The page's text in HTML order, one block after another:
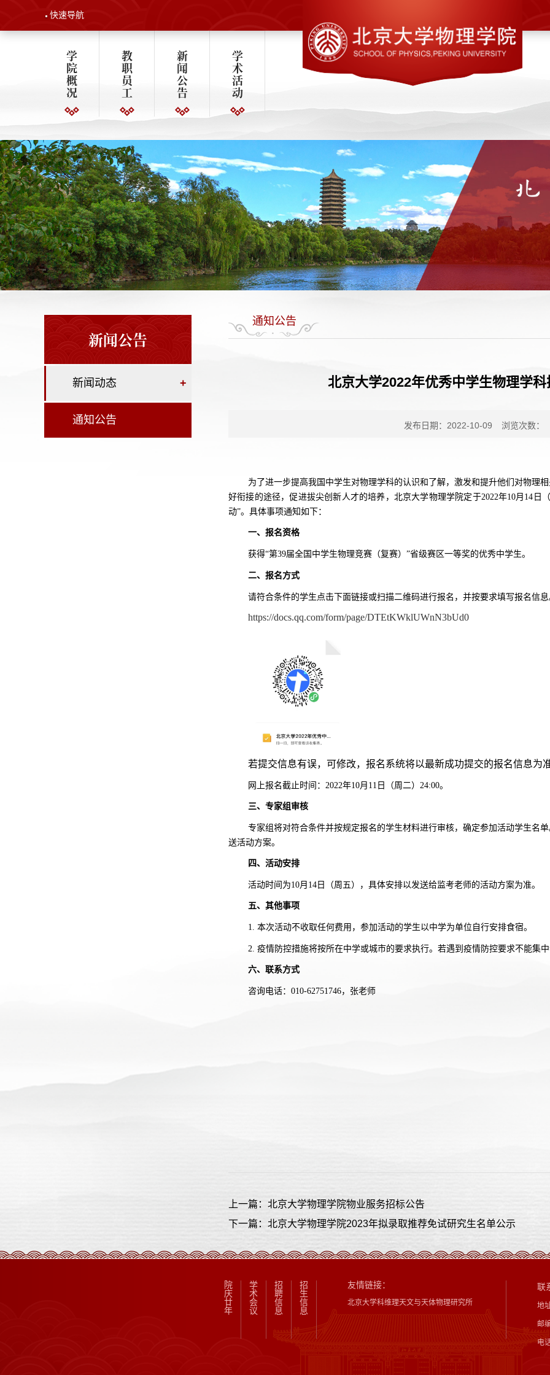
快速导航
学
院
概
况
教
职
员
工
新
闻
公
告
学
术
活
动
新闻公告
新闻动态 +
通知公告
通知公告
北京大学2022年优秀中学生物理学
发布日期：2022-10-09 浏览次数：
为了进一步提高我国中学生对物理学科的认识和了解，激发和提升他们对物理
好衔接的途径，促进拔尖创新人才的培养，北京大学物理学院定于2022年10月14日
动”。具体事项通知如下：
一、 报名资格
获得“第39届全国中学生物理竞赛（复赛）”省级赛区一等奖的优秀中学生。
二、 报名方式
请符合条件的学生点击下面链接或扫描二维码进行报名，并按要求填写报名信
https://docs.qq.com/form/page/DTEtKWklUWnN3bUd0
若提交信息有误，可修改，报名系统将以最新成功提交的报名信息为
网上报名截止时间：2022年10月11日（周二）24:00。
三、 专家组审核
专家组将对符合条件并按规定报名的学生材料进行审核，确定参加活动学生名
送活动方案。
四、 活动安排
活动时间为10月14日（周五），具体安排以发送给监考老师的活动方案为准。
五、 其他事项
1. 本次活动不收取任何费用，参加活动的学生以中学为单位自行安排食宿。
2. 疫情防控措施将按所在中学或城市的要求执行。若遇到疫情防控要求不能集
六、 联系方式
咨询电话：010-62751746，张老师
上一篇：北京大学物理学院物业服务招标公告
下一篇：北京大学物理学院2023年拟录取推荐免试研究生名单公示
院
庆
廿
年
学
术
会
议
招
聘
信
息
招
生
信
息
友情链接：
北京大学科维理天文与天体物理研究所
联
地
邮
电